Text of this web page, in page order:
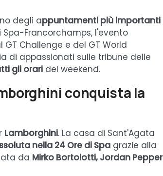
degli appuntamenti più importanti
Francorchamps, l'evento
Challenge e del GT World
di appassionati sulle tribune delle
gli orari del weekend.
conquista la
Lamborghini. La casa di Sant'Agata
nella 24 Ore di Spa grazie alla
da Mirko Bortolotti, Jordan Pepper